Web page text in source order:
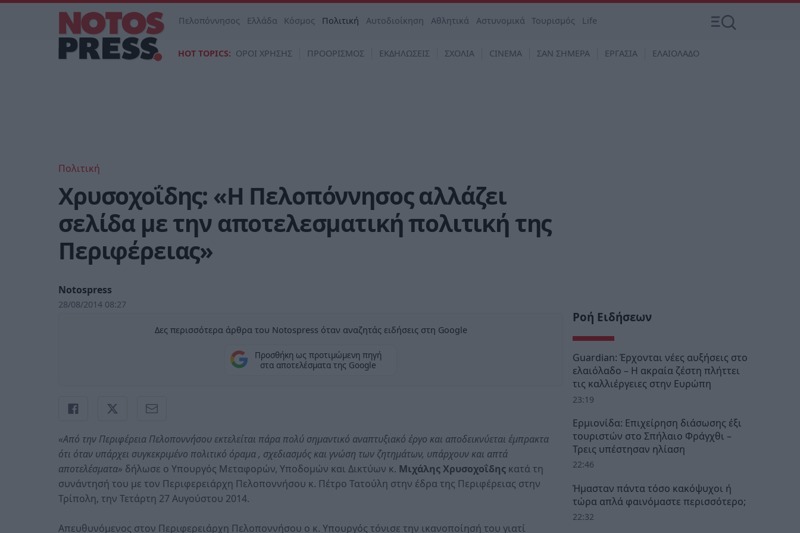
Πελοπόννησος Ελλάδα Κόσμος Πολιτική Αυτοδιοίκηση Αθλητικά Αστυνομικά Τουρισμός Life
HOT TOPICS: ΟΡΟΙ ΧΡΗΣΗΣ ΠΡΟΟΡΙΣΜΟΣ ΕΚΔΗΛΩΣΕΙΣ ΣΧΟΛΙΑ CINEMA ΣΑΝ ΣΗΜΕΡΑ ΕΡΓΑΣΙΑ ΕΛΑΙΟΛΑΔΟ
Πολιτική
Χρυσοχοΐδης: «Η Πελοπόννησος αλλάζει
σελίδα με την αποτελεσματική πολιτική της
Περιφέρειας»
Notospress
28/08/2014 08:27
Δες περισσότερα άρθρα του Notospress όταν αναζητάς ειδήσεις στη Google
Προσθήκη ως προτιμώμενη πηγή
στα αποτελέσματα της Google
«Από την Περιφέρεια Πελοποννήσου εκτελείται πάρα πολύ σημαντικό αναπτυξιακό έργο και αποδεικνύεται έμπρακτα
ότι όταν υπάρχει συγκεκριμένο πολιτικό όραμα , σχεδιασμός και γνώση των ζητημάτων, υπάρχουν και απτά
αποτελέσματα» δήλωσε ο Υπουργός Μεταφορών, Υποδομών και Δικτύων κ. Μιχάλης Χρυσοχοΐδης κατά τη
συνάντησή του με τον Περιφερειάρχη Πελοποννήσου κ. Πέτρο Τατούλη στην έδρα της Περιφέρειας στην
Τρίπολη, την Τετάρτη 27 Αυγούστου 2014.
Απευθυνόμενος στον Περιφερειάρχη Πελοποννήσου ο κ. Υπουργός τόνισε την ικανοποίησή του γιατί
Ροή Ειδήσεων
Guardian: Έρχονται νέες αυξήσεις στο
ελαιόλαδο – Η ακραία ζέστη πλήττει
τις καλλιέργειες στην Ευρώπη
23:19
Ερμιονίδα: Επιχείρηση διάσωσης έξι
τουριστών στο Σπήλαιο Φράγχθι –
Τρεις υπέστησαν ηλίαση
22:46
Ήμασταν πάντα τόσο κακόψυχοι ή
τώρα απλά φαινόμαστε περισσότερο;
22:32